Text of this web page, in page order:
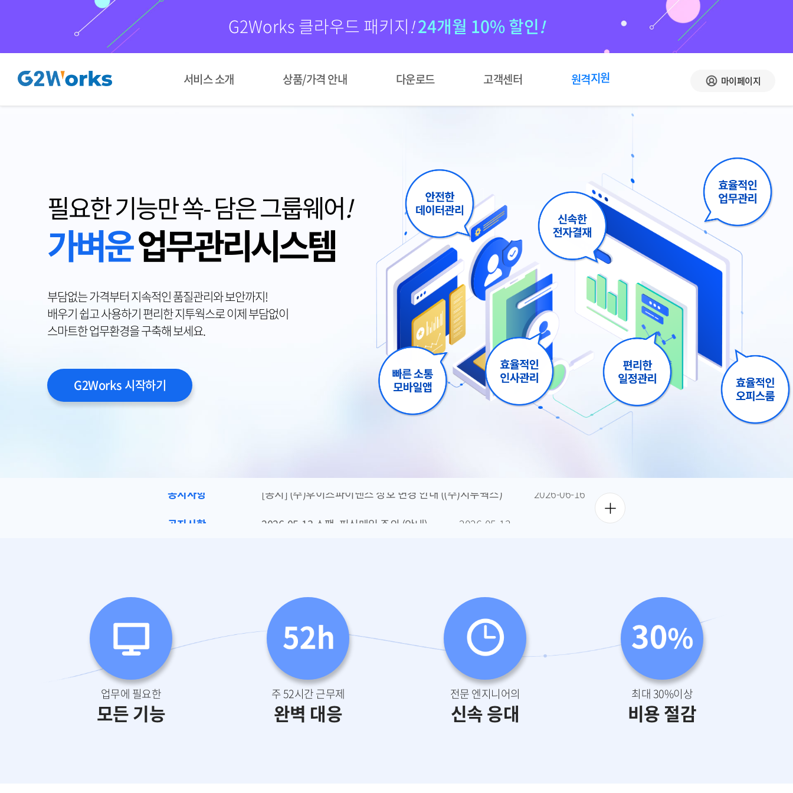
G2Works 클라우드 패키지!24개월 10% 할인!
서비스 소개 상품/가격 안내 다운로드 고객센터 원격지원 마이페이지
필요한 기능만 쏙- 담은 그룹웨어!
가벼운업무관리시스템
부담없는 가격부터 지속적인 품질관리와 보안까지!
배우기 쉽고 사용하기 편리한 지투웍스로 이제 부담없이
스마트한 업무환경을 구축해 보세요.
G2Works 시작하기
[공지] (주)후이즈파이낸스 상호 변경 안내 ((주)지투웍스)
2026-06-16
업무에 필요한
모든 기능
주 52시간 근무제
완벽 대응
전문 엔지니어의
신속 응대
최대 30%이상
비용 절감